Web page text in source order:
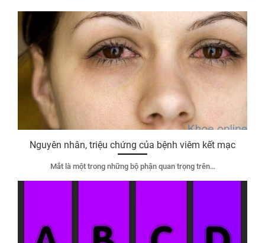
Nguyên nhân, triệu chứng của bệnh viêm kết mạc
Mắt là một trong những bộ phận quan trọng trên…